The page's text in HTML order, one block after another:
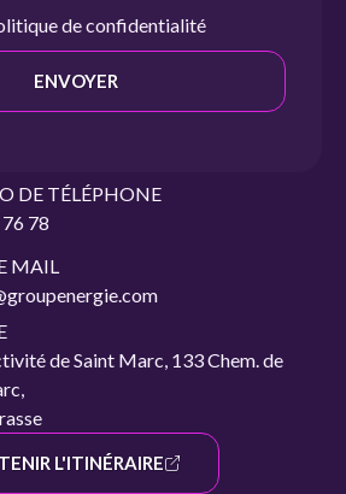
DE TÉLÉPHONE
78
MAIL
de Saint Marc, 133 Chem. de
L'ITINÉRAIRE
de confidentialité
ENVOYER